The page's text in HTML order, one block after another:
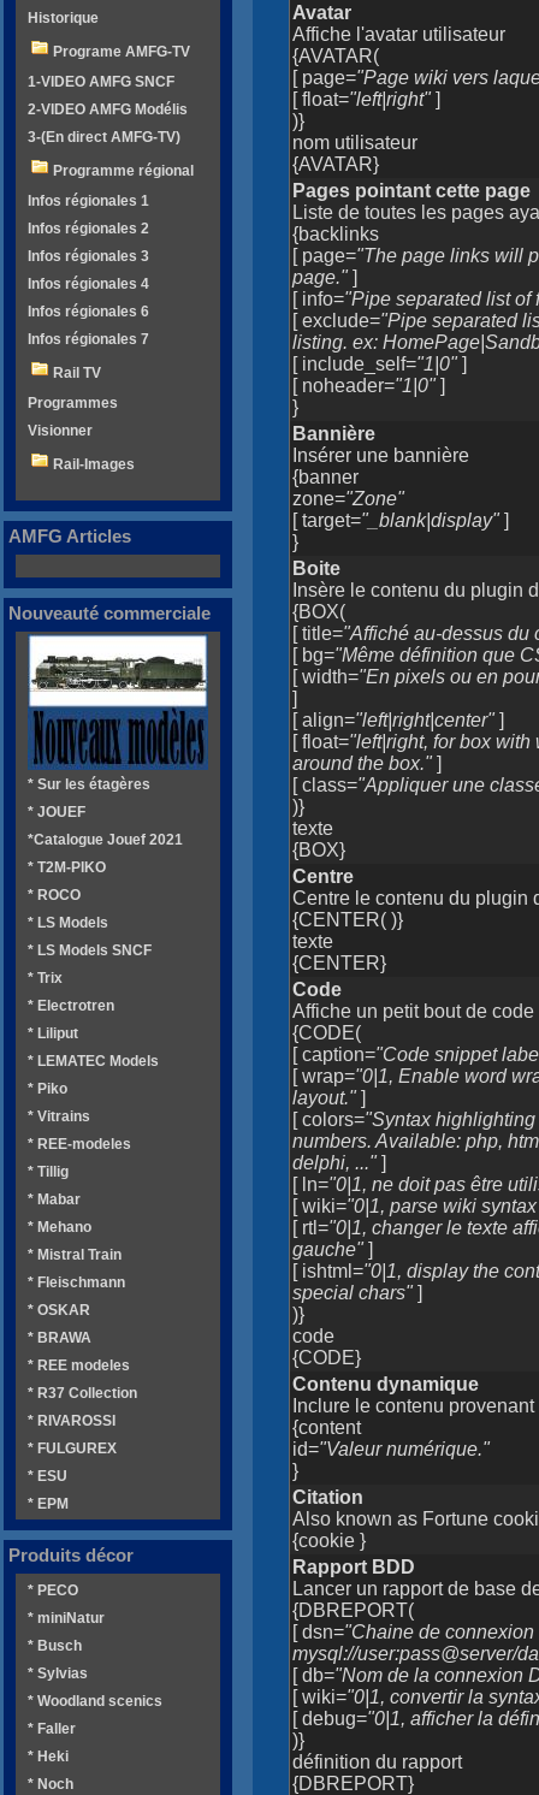
Avatar
Affiche l'avatar utilisateur
{AVATAR(
[ page="Page wiki vers
[ float="left|right"]
)}
nom utilisateur
{AVATAR}
Pages pointant cette page
Liste de toutes les pages
{backlinks
[ page="The page links will
page."]
[ info="Pipe separated list of
[ exclude="Pipe separated
listing. ex:
[ include_self="1|0"]
[ noheader="1|0"]
}
Bannière
Insérer une bannière
{banner
zone="Zone"
[ target="_blank|display"]
}
Boite
Insère le contenu du plugin
{BOX(
[ title="Affiché au-dessus du
[ bg="Même définition que
[ width="En pixels ou en
]
[ align="left|right|center"]
[ float="left|right, for box
around the box."]
[ class="Appliquer une
)}
texte
{BOX}
Centre
Centre le contenu du plugin
{CENTER( )}
texte
{CENTER}
Code
Affiche un petit bout de code
{CODE(
[ caption="Code snippet
[ wrap="0|1, Enable word
layout."]
[ colors="Syntax
numbers. Available: php,
delphi, ..."]
[ ln="0|1, ne doit pas être
[ wiki="0|1, parse wiki
[ rtl="0|1, changer le texte
gauche"]
[ ishtml="0|1, display the
special chars"]
)}
code
{CODE}
Contenu dynamique
Inclure le contenu
{content
id="Valeur numérique."
}
Citation
Also known as Fortune
{cookie }
Rapport BDD
Lancer un rapport de base
{DBREPORT(
[ dsn="Chaine de
mysql://user:pass@server/
[ db="Nom de la connexion
[ wiki="0|1, convertir la
[ debug="0|1, afficher la
)}
définition du rapport
{DBREPORT}
Historique
Programe AMFG-TV
1-VIDEO AMFG SNCF
2-VIDEO AMFG Modélis
3-(En direct AMFG-TV)
Programme régional
Infos régionales 1
Infos régionales 2
Infos régionales 3
Infos régionales 4
Infos régionales 6
Infos régionales 7
Rail TV
Programmes
Visionner
Rail-Images
AMFG Articles
Nouveauté commerciale
* Sur les étagères
* JOUEF
*Catalogue Jouef 2021
* T2M-PIKO
* ROCO
* LS Models
* LS Models SNCF
* Trix
* Electrotren
* Liliput
* LEMATEC Models
* Piko
* Vitrains
* REE-modeles
* Tillig
* Mabar
* Mehano
* Mistral Train
* Fleischmann
* OSKAR
* BRAWA
* REE modeles
* R37 Collection
* RIVAROSSI
* FULGUREX
* ESU
* EPM
Produits décor
* PECO
* miniNatur
* Busch
* Sylvias
* Woodland scenics
* Faller
* Heki
* Noch